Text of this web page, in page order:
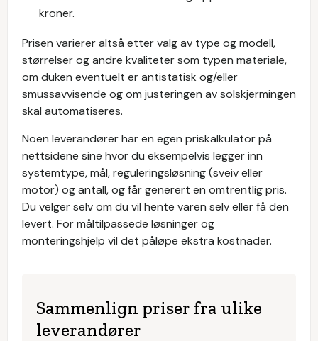
kroner.
Prisen varierer altså etter valg av type og modell,
størrelser og andre kvaliteter som typen materiale,
om duken eventuelt er antistatisk og/eller
smussavvisende og om justeringen av solskjermingen
skal automatiseres.
Noen leverandører har en egen priskalkulator på
nettsidene sine hvor du eksempelvis legger inn
systemtype, mål, reguleringsløsning (sveiv eller
motor) og antall, og får generert en omtrentlig pris.
Du velger selv om du vil hente varen selv eller få den
levert. For måltilpassede løsninger og
monteringshjelp vil det påløpe ekstra kostnader.
Sammenlign priser fra ulike
leverandører